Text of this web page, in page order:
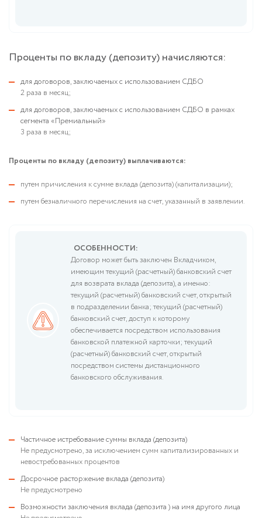
Проценты по вкладу (депозиту) начисляются:
для договоров, заключаемых с использованием СДБО
2 раза в месяц;
для договоров, заключаемых с использованием СДБО в рамках
сегмента «Премиальный»
3 раза в месяц;
Проценты по вкладу (депозиту) выплачиваются:
путем причисления к сумме вклада (депозита) (капитализации);
путем безналичного перечисления на счет, указанный в заявлении.
ОСОБЕННОСТИ:
Договор может быть заключен Вкладчиком,
имеющим текущий (расчетный) банковский счет
для возврата вклада (депозита), а именно:
текущий (расчетный) банковский счет, открытый
в подразделении банка; текущий (расчетный)
банковский счет, доступ к которому
обеспечивается посредством использования
банковской платежной карточки; текущий
(расчетный) банковский счет, открытый
посредством системы дистанционного
банковского обслуживания.
Частичное истребование суммы вклада (депозита)
Не предусмотрено, за исключением сумм капитализированных и
невостребованных процентов
Досрочное расторжение вклада (депозита)
Не предусмотрено
Возможности заключения вклада (депозита ) на имя другого лица